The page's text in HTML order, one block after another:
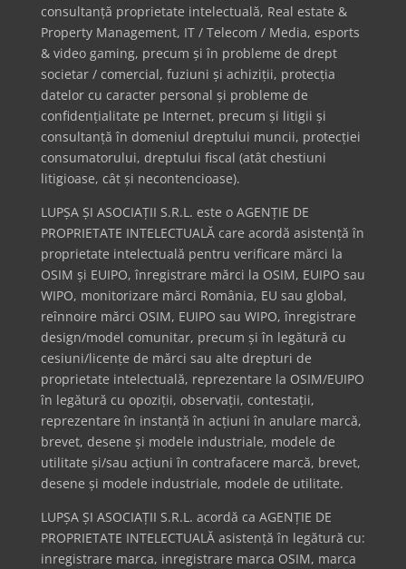
consultanță proprietate intelectuală, Real estate &
Property Management, IT / Telecom / Media, esports
& video gaming, precum și în probleme de drept
societar / comercial, fuziuni și achiziții, protecția
datelor cu caracter personal și probleme de
confidențialitate pe Internet, precum și litigii și
consultanță în domeniul dreptului muncii, protecției
consumatorului, dreptului fiscal (atât chestiuni
litigioase, cât și necontencioase).
LUPȘA ȘI ASOCIAȚII S.R.L. este o AGENȚIE DE
PROPRIETATE INTELECTUALĂ care acordă asistență în
proprietate intelectuală pentru verificare mărci la
OSIM și EUIPO, înregistrare mărci la OSIM, EUIPO sau
WIPO, monitorizare mărci România, EU sau global,
reînnoire mărci OSIM, EUIPO sau WIPO, înregistrare
design/model comunitar, precum și în legătură cu
cesiuni/licențe de mărci sau alte drepturi de
proprietate intelectuală, reprezentare la OSIM/EUIPO
în legătură cu opoziții, observații, contestații,
reprezentare în instanță în acțiuni în anulare marcă,
brevet, desene și modele industriale, modele de
utilitate și/sau acțiuni în contrafacere marcă, brevet,
desene și modele industriale, modele de utilitate.
LUPȘA ȘI ASOCIAȚII S.R.L. acordă ca AGENȚIE DE
PROPRIETATE INTELECTUALĂ asistență în legătură cu:
inregistrare marca, inregistrare marca OSIM, marca